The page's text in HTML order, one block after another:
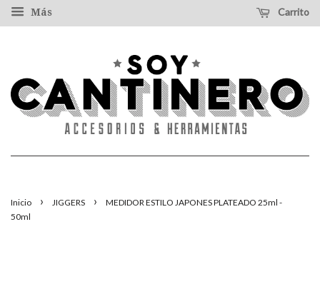
Más Carrito
Inicio › JIGGERS ›
MEDIDOR ESTILO JAPONES PLATEADO 25ml -
50ml